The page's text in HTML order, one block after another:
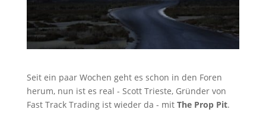
Seit ein paar Wochen geht es schon in den Foren
herum, nun ist es real - Scott Trieste, Gründer von
Fast Track Trading ist wieder da - mit The Prop Pit.